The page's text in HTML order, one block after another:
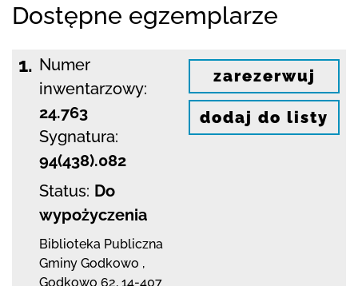
Dostępne egzemplarze
1. Numer
inwentarzowy:
24.763
Sygnatura:
94(438).082
Status: Do
wypożyczenia
Biblioteka Publiczna
Gminy Godkowo ,
Godkowo 62, 14-407
zarezerwuj
dodaj do listy